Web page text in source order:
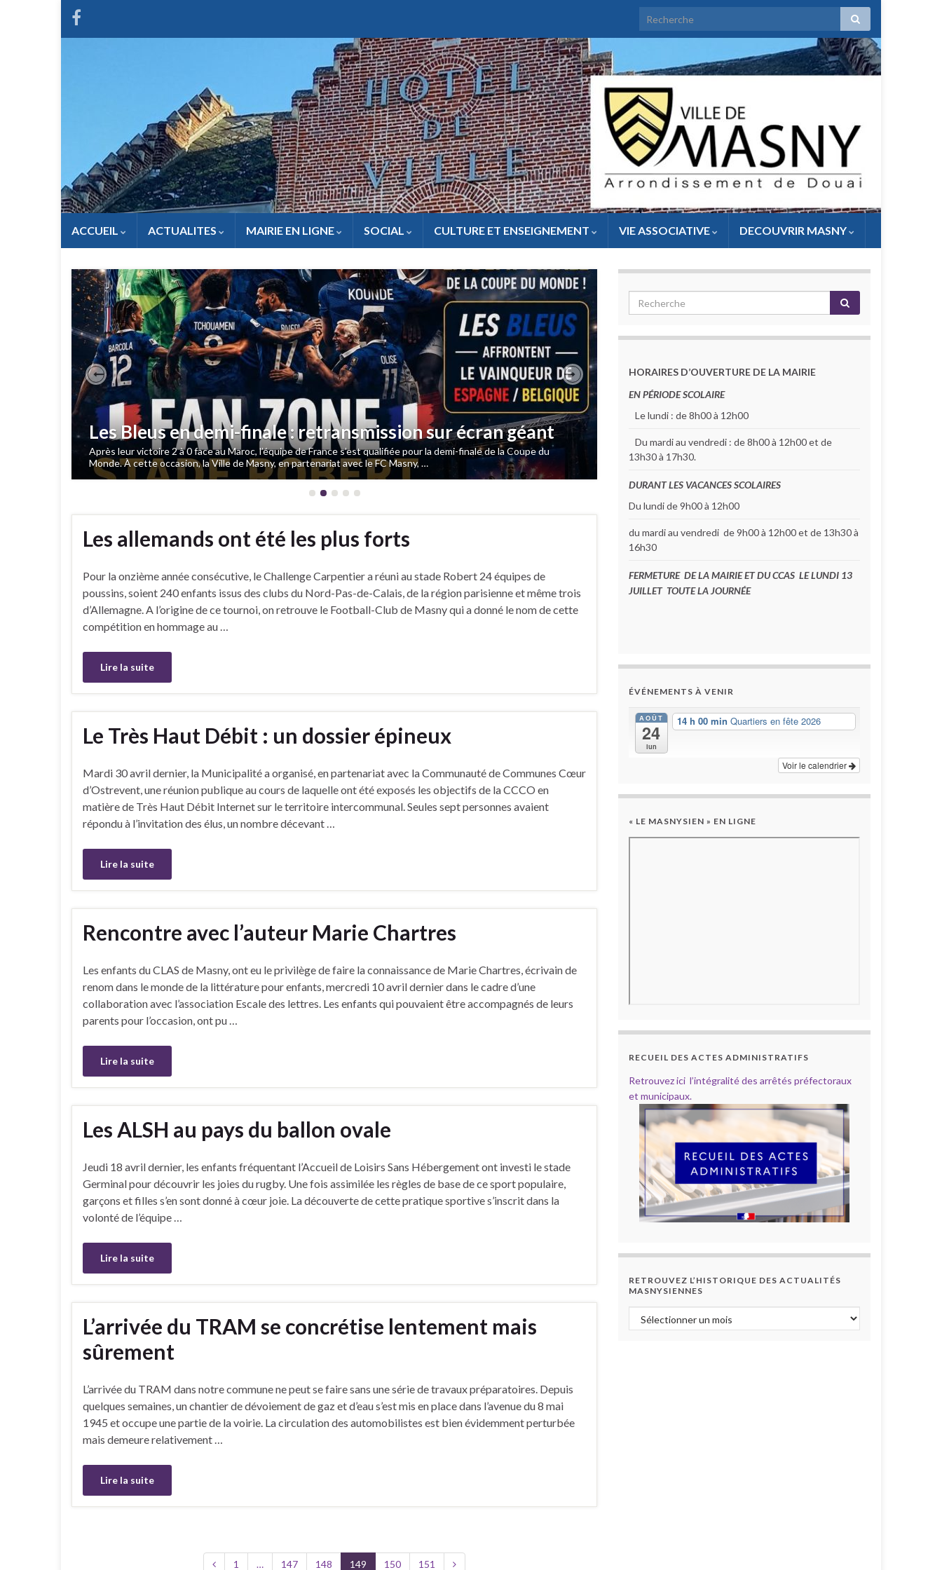
ACCUEIL ACTUALITES MAIRIE EN LIGNE SOCIAL CULTURE ET ENSEIGNEMENT VIE ASSOCIATIVE DECOUVRIR MASNY
Les Bleus en demi-finale : retransmission sur écran géant
Après leur victoire 2 à 0 face au Maroc, l’équipe de France s’est qualifiée pour la demi-finale de la Coupe du
Monde. À cette occasion, la Ville de Masny, en partenariat avec le FC Masny, …
Previous Next
Les allemands ont été les plus forts
Pour la onzième année consécutive, le Challenge Carpentier a réuni au stade Robert 24 équipes de
poussins, soient 240 enfants issus des clubs du Nord-Pas-de-Calais, de la région parisienne et même trois
d’Allemagne. A l’origine de ce tournoi, on retrouve le Football-Club de Masny qui a donné le nom de cette
compétition en hommage au …
Lire la suite
Le Très Haut Débit : un dossier épineux
Mardi 30 avril dernier, la Municipalité a organisé, en partenariat avec la Communauté de Communes Cœur
d’Ostrevent, une réunion publique au cours de laquelle ont été exposés les objectifs de la CCCO en
matière de Très Haut Débit Internet sur le territoire intercommunal. Seules sept personnes avaient
répondu à l’invitation des élus, un nombre décevant …
Lire la suite
Rencontre avec l’auteur Marie Chartres
Les enfants du CLAS de Masny, ont eu le privilège de faire la connaissance de Marie Chartres, écrivain de
renom dans le monde de la littérature pour enfants, mercredi 10 avril dernier dans le cadre d’une
collaboration avec l’association Escale des lettres. Les enfants qui pouvaient être accompagnés de leurs
parents pour l’occasion, ont pu …
Lire la suite
Les ALSH au pays du ballon ovale
Jeudi 18 avril dernier, les enfants fréquentant l’Accueil de Loisirs Sans Hébergement ont investi le stade
Germinal pour découvrir les joies du rugby. Une fois assimilée les règles de base de ce sport populaire,
garçons et filles s’en sont donné à cœur joie. La découverte de cette pratique sportive s’inscrit dans la
volonté de l’équipe …
Lire la suite
L’arrivée du TRAM se concrétise lentement mais
sûrement
L’arrivée du TRAM dans notre commune ne peut se faire sans une série de travaux préparatoires. Depuis
quelques semaines, un chantier de dévoiement de gaz et d’eau s’est mis en place dans l’avenue du 8 mai
1945 et occupe une partie de la voirie. La circulation des automobilistes est bien évidemment perturbée
mais demeure relativement …
Lire la suite
1 … 147 148 149 150 151
HORAIRES D’OUVERTURE DE LA MAIRIE
EN PÉRIODE SCOLAIRE
Le lundi : de 8h00 à 12h00
Du mardi au vendredi : de 8h00 à 12h00 et de
13h30 à 17h30.
DURANT LES VACANCES SCOLAIRES
Du lundi de 9h00 à 12h00
du mardi au vendredi de 9h00 à 12h00 et de 13h30 à
16h30
FERMETURE DE LA MAIRIE ET DU CCAS LE LUNDI 13
JUILLET TOUTE LA JOURNÉE
ÉVÉNEMENTS À VENIR
AOÛT
24
lun
14 h 00 min Quartiers en fête 2026
Voir le calendrier
« LE MASNYSIEN » EN LIGNE
RECUEIL DES ACTES ADMINISTRATIFS
Retrouvez ici l’intégralité des arrêtés préfectoraux
et municipaux.
RETROUVEZ L’HISTORIQUE DES ACTUALITÉS
MASNYSIENNES
Retrouvez l’historique des actualités masnysiennes